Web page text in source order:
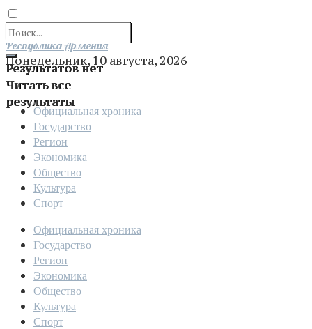
Результатов нет
Читать все
результаты
Отправить
Республика Армения
Понедельник, 10 августа, 2026
Официальная хроника
Государство
Регион
Экономика
Общество
Культура
Спорт
Официальная хроника
Государство
Регион
Экономика
Общество
Культура
Спорт